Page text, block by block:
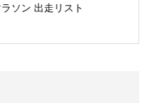
ソン 出走リスト